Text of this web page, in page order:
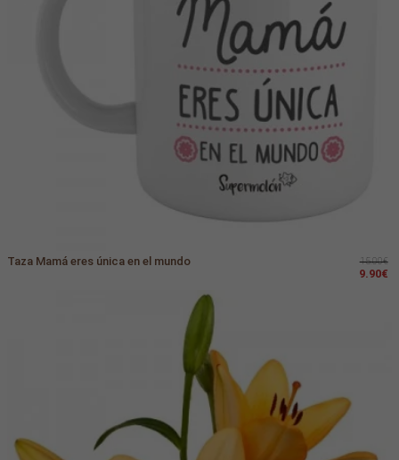
Taza Mamá eres única en el mundo 15.00€
9.90€